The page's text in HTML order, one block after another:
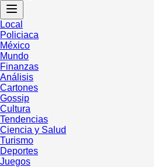
Local
Policiaca
México
Mundo
Finanzas
Análisis
Cartones
Gossip
Cultura
Tendencias
Ciencia y Salud
Turismo
Deportes
Juegos